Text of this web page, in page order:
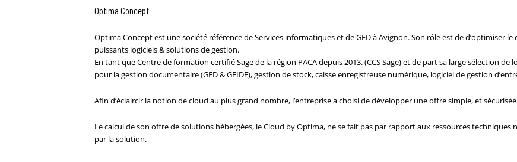
Optima Concept
Optima Concept est une société référence de Services informatiques et de GED à Avignon. Son rôle est de d’optimiser
puissants logiciels & solutions de gestion.
En tant que Centre de formation certifié Sage de la région PACA depuis 2013. (CCS Sage) et de part sa large sélection
pour la gestion documentaire (GED & GEIDE), gestion de stock, caisse enregistreuse numérique, logiciel de gestion
Afin d’éclaircir la notion de cloud au plus grand nombre, l’entreprise a choisi de développer une offre simple, et
Le calcul de son offre de solutions hébergées, le Cloud by Optima, ne se fait pas par rapport aux ressources techniques
par la solution.